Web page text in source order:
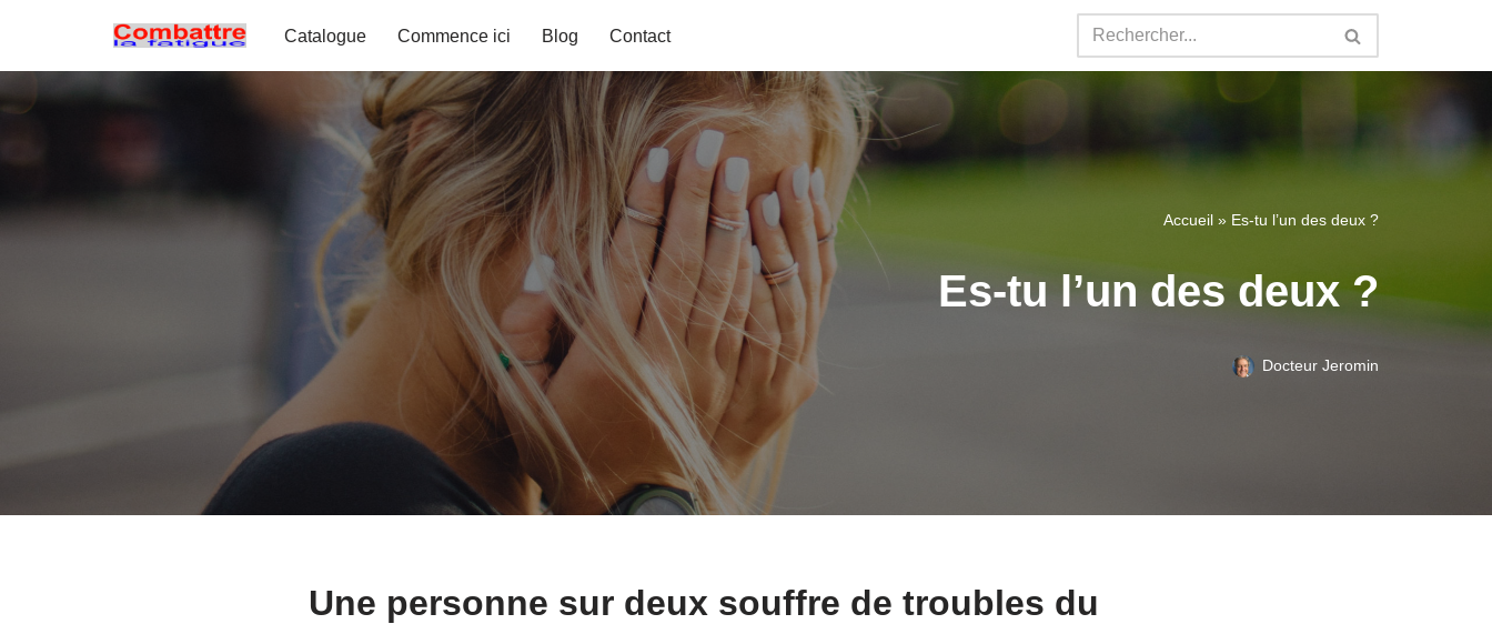
Catalogue Commence ici Blog Contact
Accueil » Es-tu l’un des deux ?
Es-tu l’un des deux ?
Docteur Jeromin
Une personne sur deux souffre de troubles du